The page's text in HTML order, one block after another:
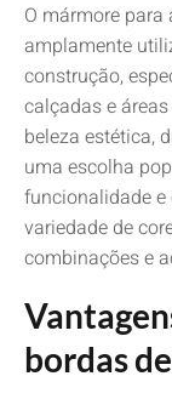
O mármore
amplamente
construção,
calçadas e
beleza estética,
uma escolha
funcionalidade e
variedade de
combinações e
bordas